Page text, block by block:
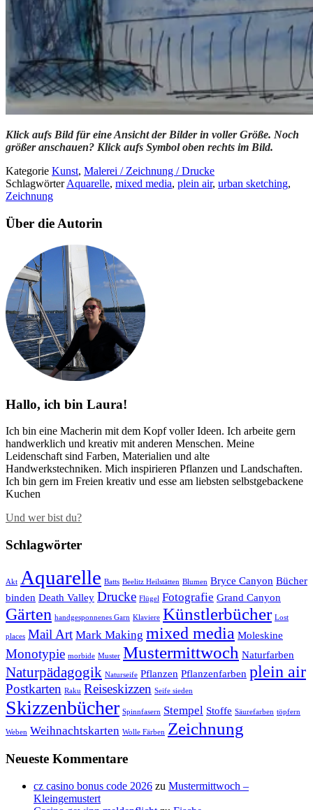
Klick aufs Bild für eine Ansicht der Bilder in voller Größe. Noch
größer anschauen? Klick aufs Symbol oben rechts im Bild.
Kategorie Kunst, Malerei / Zeichnung / Drucke
SchlagwörterAquarelle, mixed media, plein air, urban sketching,
Zeichnung
Über die Autorin
Hallo, ich bin Laura!
Ich bin eine Macherin mit dem Kopf voller Ideen. Ich arbeite gern
handwerklich und kreativ mit anderen Menschen. Meine
Leidenschaft sind Farben, Materialien und alte
Handwerkstechniken. Mich inspirieren Pflanzen und Landschaften.
Ich bin gern im Freien kreativ und esse am liebsten selbstgebackene
Kuchen
Und wer bist du?
Schlagwörter
Akt Aquarelle Batts Beelitz Heilstätten Blumen Bryce Canyon Bücher
binden Death Valley Drucke Flügel Fotografie Grand Canyon
Gärten handgesponnenes Garn Klaviere Künstlerbücher Lost
places Mail Art Mark Making mixed media Moleskine
Monotypie morbide Muster Mustermittwoch Naturfarben
Naturpädagogik Naturseife Pflanzen Pflanzenfarben plein air
Postkarten Raku Reiseskizzen Seife sieden
Skizzenbücher Spinnfasern Stempel Stoffe Säurefarben töpfern
Weben Weihnachtskarten Wolle Färben Zeichnung
Neueste Kommentare
cz casino bonus code 2026 zu Mustermittwoch –
Kleingemustert